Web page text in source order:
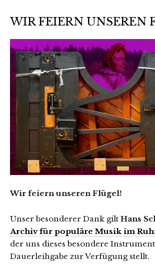
WIR FEIERN UNSEREN
Wir feiern unseren Flügel!
Unser besonderer Dank gilt Hans
Archiv für populäre Musik im
der uns dieses besondere
Dauerleihgabe zur Verfügung stellt.